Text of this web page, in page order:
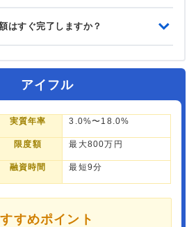
はすぐ完了しますか？
アイフル
実質年率 3.0%〜18.0%
限度額 最大800万円
融資時間 最短9分
すめポイント